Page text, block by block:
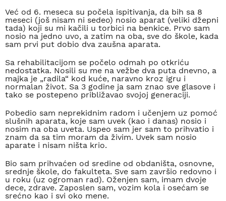
Već od 6. meseca su počela ispitivanja, da bih sa 8
meseci (još nisam ni sedeo) nosio aparat (veliki džepni
tada) koji su mi kačili u torbici na benkice. Prvo sam
nosio na jedno uvo, a zatim na oba, sve do škole, kada
sam prvi put dobio dva zaušna aparata.
Sa rehabilitacijom se počelo odmah po otkriću
nedostatka. Nosili su me na vežbe dva puta dnevno, a
majka je „radila“ kod kuće, naravno kroz igru i
normalan život. Sa 3 godine ja sam znao sve glasove i
tako se postepeno približavao svojoj generaciji.
Pobedio sam neprekidnim radom i učenjem uz pomoć
slušnih aparata, koje sam uvek (kao i danas) nosio i
nosim na oba uveta. Uspeo sam jer sam to prihvatio i
znam da sa tim moram da živim. Uvek sam nosio
aparate i nisam ništa krio.
Bio sam prihvaćen od sredine od obdaništa, osnovne,
srednje škole, do fakulteta. Sve sam završio redovno i
u roku (uz ogroman rad). Oženjen sam, imam dvoje
dece, zdrave. Zaposlen sam, vozim kola i osećam se
srećno kao i svi oko mene.